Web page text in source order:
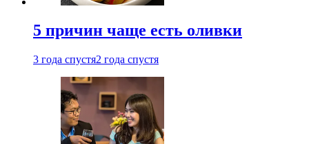
5 причин чаще есть оливки
3 года спустя2 года спустя